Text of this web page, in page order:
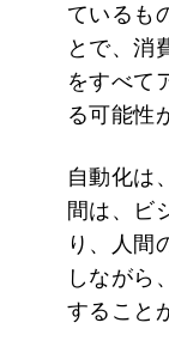
ているも
とで、消
をすべて
る可能性
自動化は
間は、ビ
り、人間
しながら
すること